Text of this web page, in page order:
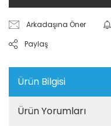
Arkadaşına Öner
Paylaş
Ürün Bilgisi
Ürün Yorumları